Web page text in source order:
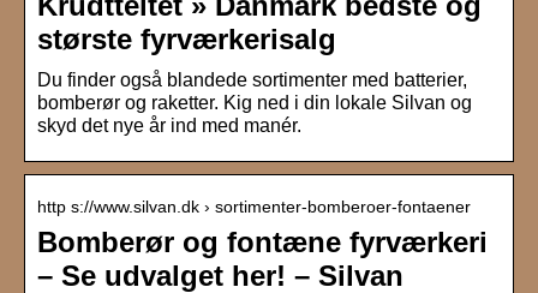
største fyrværkerisalg
Du finder også blandede sortimenter med batterier,
bomberør og raketter. Kig ned i din lokale Silvan og
skyd det nye år ind med manér.
http s://www.silvan.dk › sortimenter-bomberoer-fontaener
Bomberør og fontæne fyrværkeri
– Se udvalget her! – Silvan